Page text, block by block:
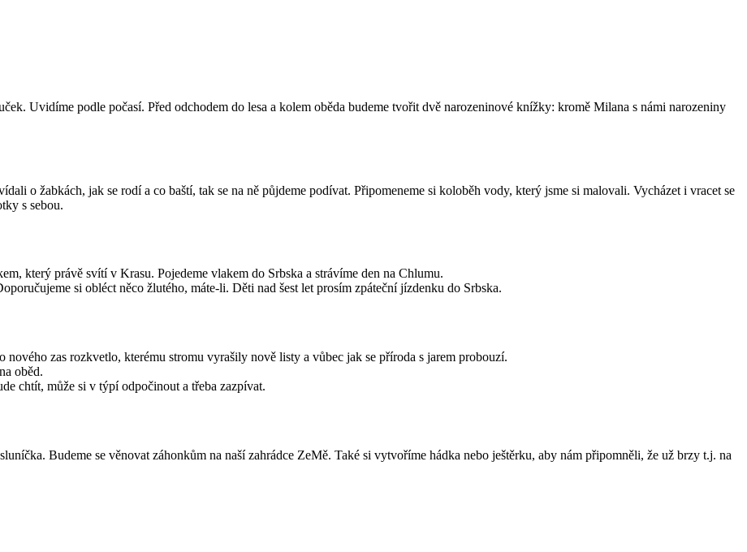
Uvidíme podle počasí. Před odchodem do lesa a kolem oběda budeme tvořit dvě narozeninové knížky: kromě Milana s námi narozeniny
o žabkách, jak se rodí a co baští, tak se na ně půjdeme podívat. Připomeneme si koloběh vody, který jsme si malovali. Vycházet i vracet se
s sebou.
který právě svítí v Krasu. Pojedeme vlakem do Srbska a strávíme den na Chlumu.
si obléct něco žlutého, máte-li. Děti nad šest let prosím zpáteční jízdenku do Srbska.
zas rozkvetlo, kterému stromu vyrašily nově listy a vůbec jak se příroda s jarem probouzí.
oběd.
chtít, může si v týpí odpočinout a třeba zazpívat.
Budeme se věnovat záhonkům na naší zahrádce ZeMě. Také si vytvoříme hádka nebo ještěrku, aby nám připomněli, že už brzy t.j. na